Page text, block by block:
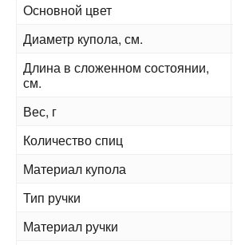
Основной цвет
Диаметр купола, см.
Длина в сложенном состоянии,
см.
Вес, г
Количество спиц
Материал купола
Тип ручки
Материал ручки